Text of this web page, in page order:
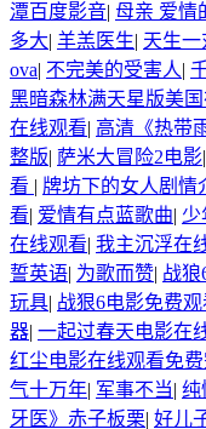
潭百度影音| 母亲 爱情
多大| 羊羔医生| 天生
ova| 不完美的受害人|
黑暗森林满天星版美
在线观看| 高清《热带
整版| 萨米大冒险2电影|
看 | 牌坊下的女人剧情
看| 爱情有点蓝歌曲| 少
在线观看| 我主沉浮在
誓英语| 为歌而赞| 战狼
玩具| 战狠6电影免费
器| 一起过春天电影在
红尘电影在线观看免
气十万年| 军事不当| 纯
牙医》赤子板栗| 好儿